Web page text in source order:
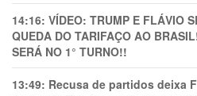
14:16: VÍDEO: TRUMP E FLÁVIO
QUEDA DO TARIFAÇO AO
SERÁ NO 1° TURNO!!
13:49: Recusa de partidos deixa